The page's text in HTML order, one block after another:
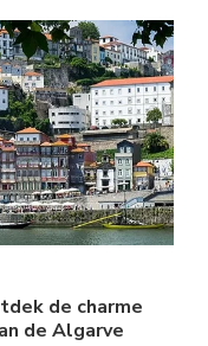
de charme
de Algarve